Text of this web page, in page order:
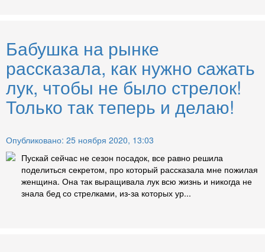
Бабушка на рынке
рассказала, как нужно сажать
лук, чтобы не было стрелок!
Только так теперь и делаю!
Опубликовано: 25 ноября 2020, 13:03
Пускай сейчас не сезон посадок, все равно решила
поделиться секретом, про который рассказала мне пожилая
женщина. Она так выращивала лук всю жизнь и никогда не
знала бед со стрелками, из-за которых ур...